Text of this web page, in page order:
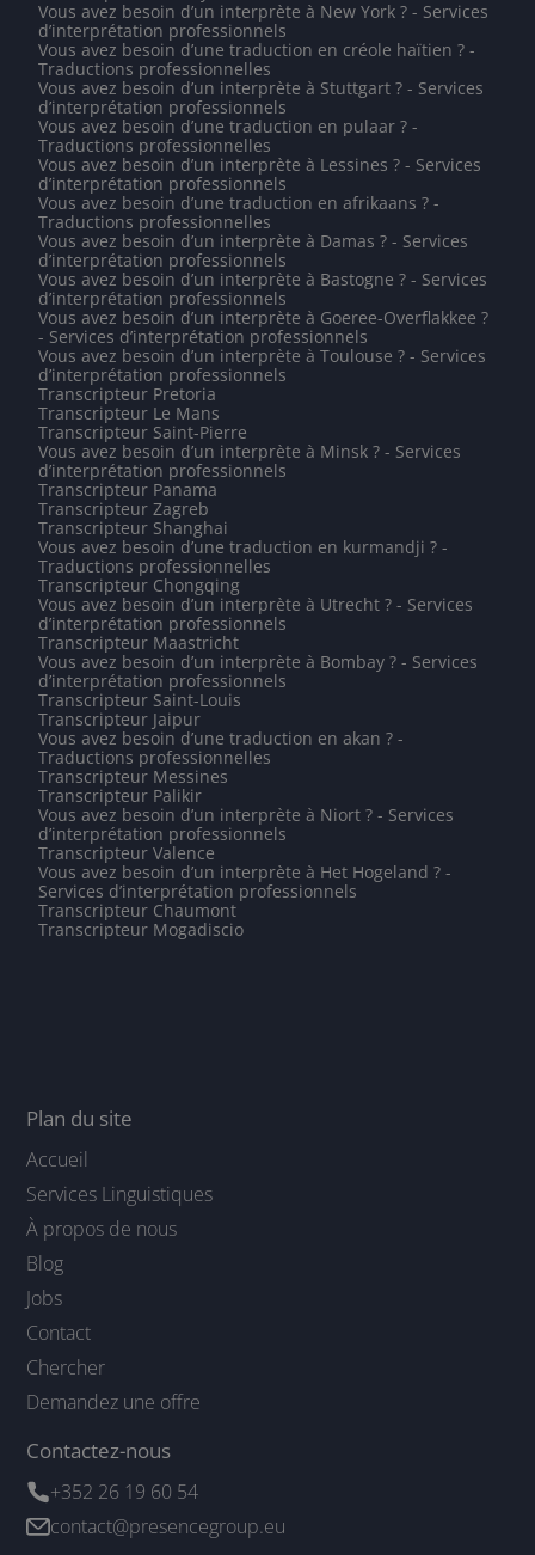
Vous avez besoin d’un interprète à New York ? - Services
d’interprétation professionnels
Vous avez besoin d’une traduction en créole haïtien ? -
Traductions professionnelles
Vous avez besoin d’un interprète à Stuttgart ? - Services
d’interprétation professionnels
Vous avez besoin d’une traduction en pulaar ? -
Traductions professionnelles
Vous avez besoin d’un interprète à Lessines ? - Services
d’interprétation professionnels
Vous avez besoin d’une traduction en afrikaans ? -
Traductions professionnelles
Vous avez besoin d’un interprète à Damas ? - Services
d’interprétation professionnels
Vous avez besoin d’un interprète à Bastogne ? - Services
d’interprétation professionnels
Vous avez besoin d’un interprète à Goeree-Overflakkee ?
- Services d’interprétation professionnels
Vous avez besoin d’un interprète à Toulouse ? - Services
d’interprétation professionnels
Transcripteur Pretoria
Transcripteur Le Mans
Transcripteur Saint-Pierre
Vous avez besoin d’un interprète à Minsk ? - Services
d’interprétation professionnels
Transcripteur Panama
Transcripteur Zagreb
Transcripteur Shanghai
Vous avez besoin d’une traduction en kurmandji ? -
Traductions professionnelles
Transcripteur Chongqing
Vous avez besoin d’un interprète à Utrecht ? - Services
d’interprétation professionnels
Transcripteur Maastricht
Vous avez besoin d’un interprète à Bombay ? - Services
d’interprétation professionnels
Transcripteur Saint-Louis
Transcripteur Jaipur
Vous avez besoin d’une traduction en akan ? -
Traductions professionnelles
Transcripteur Messines
Transcripteur Palikir
Vous avez besoin d’un interprète à Niort ? - Services
d’interprétation professionnels
Transcripteur Valence
Vous avez besoin d’un interprète à Het Hogeland ? -
Services d’interprétation professionnels
Transcripteur Chaumont
Transcripteur Mogadiscio
Plan du site
Accueil
Services Linguistiques
À propos de nous
Blog
Jobs
Contact
Chercher
Demandez une offre
Contactez-nous
+352 26 19 60 54
contact@presencegroup.eu